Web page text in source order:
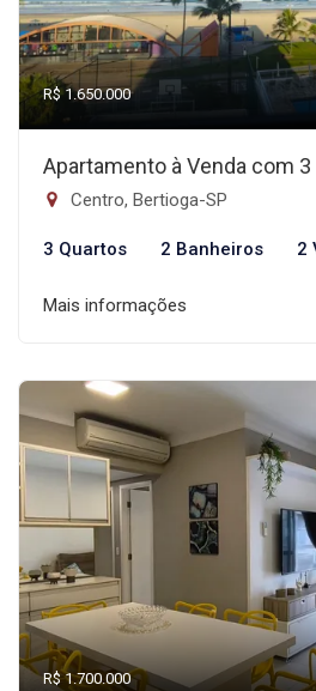
R$ 1.650.000
Apartamento à Venda com
Centro, Bertioga-SP
3 Quartos 2 Banheiros 2
Mais informações
R$ 1.700.000